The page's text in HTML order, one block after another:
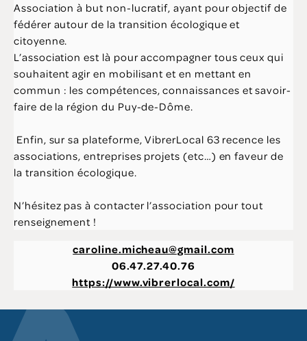
Association à but non-lucratif, ayant pour objectif de
fédérer autour de la transition écologique et
citoyenne.
L’association est là pour accompagner tous ceux qui
souhaitent agir en mobilisant et en mettant en
commun : les compétences, connaissances et savoir-
faire de la région du Puy-de-Dôme.
Enfin, sur sa plateforme, VibrerLocal 63 recence les
associations, entreprises projets (etc…) en faveur de
la transition écologique.
N’hésitez pas à contacter l’association pour tout
renseignement !
caroline.micheau@gmail.com
06.47.27.40.76
https://www.vibrerlocal.com/